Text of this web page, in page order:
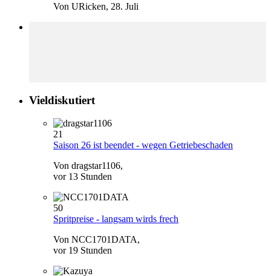
Von URicken, 28. Juli
Vieldiskutiert
21
Saison 26 ist beendet - wegen Getriebeschaden
Von dragstar1106,
vor 13 Stunden
50
Spritpreise - langsam wirds frech
Von NCC1701DATA,
vor 19 Stunden